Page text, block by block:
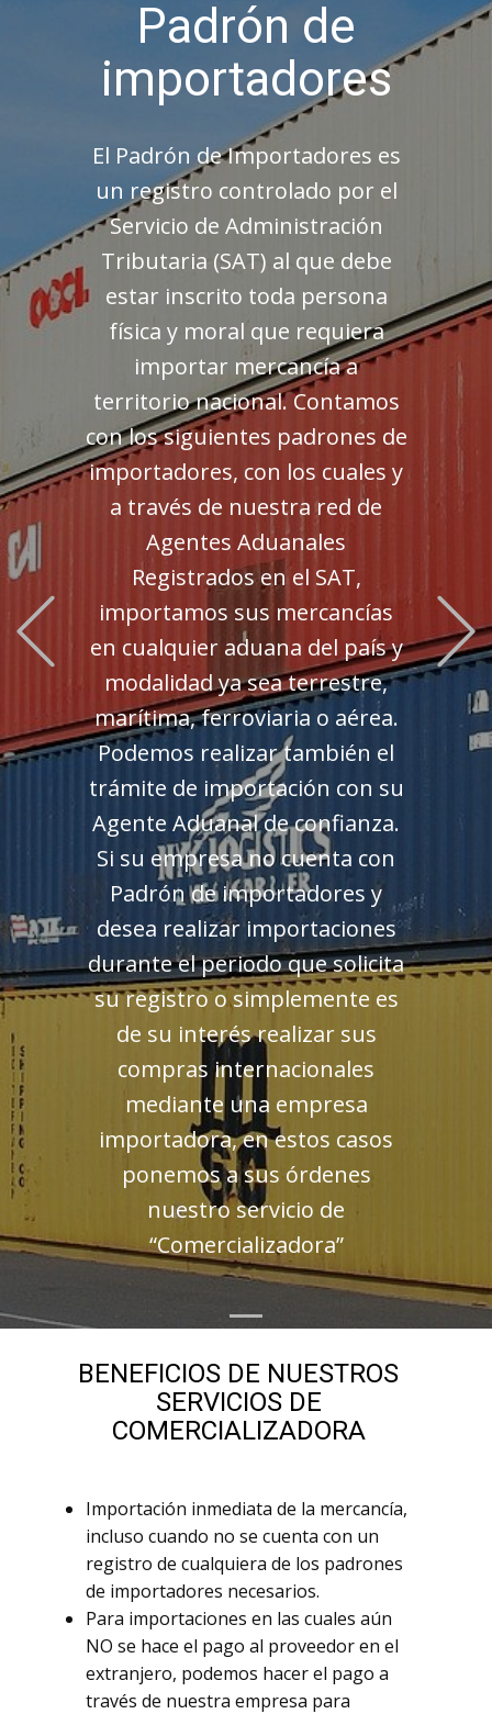
Padrón de
importadores
El Padrón de Importadores es
un registro controlado por el
Servicio de Administración
Tributaria (SAT) al que debe
estar inscrito toda persona
física y moral que requiera
importar mercancía a
territorio nacional. Contamos
con los siguientes padrones de
importadores, con los cuales y
a través de nuestra red de
Agentes Aduanales
Registrados en el SAT,
importamos sus mercancías
en cualquier aduana del país y
modalidad ya sea terrestre,
marítima, ferroviaria o aérea.
Podemos realizar también el
trámite de importación con su
Agente Aduanal de confianza.
Si su empresa no cuenta con
Padrón de importadores y
desea realizar importaciones
durante el periodo que solicita
su registro o simplemente es
de su interés realizar sus
compras internacionales
mediante una empresa
importadora, en estos casos
ponemos a sus órdenes
nuestro servicio de
“Comercializadora”
Previous
BENEFICIOS DE NUESTROS
SERVICIOS DE
COMERCIALIZADORA
Importación inmediata de la mercancía,
incluso cuando no se cuenta con un
registro de cualquiera de los padrones
de importadores necesarios.
Para importaciones en las cuales aún
NO se hace el pago al proveedor en el
extranjero, podemos hacer el pago a
través de nuestra empresa para